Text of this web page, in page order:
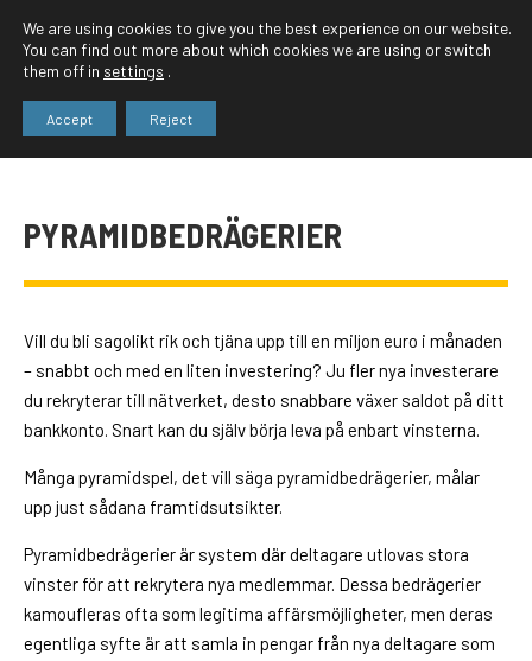
PYRAMIDBEDRÄGERIER
Vill du bli sagolikt rik och tjäna upp till en miljon euro i månaden
– snabbt och med en liten investering? Ju fler nya investerare
du rekryterar till nätverket, desto snabbare växer saldot på ditt
bankkonto. Snart kan du själv börja leva på enbart vinsterna.
Många pyramidspel, det vill säga pyramidbedrägerier, målar
upp just sådana framtidsutsikter.
Pyramidbedrägerier är system där deltagare utlovas stora
vinster för att rekrytera nya medlemmar. Dessa bedrägerier
kamoufleras ofta som legitima affärsmöjligheter, men deras
egentliga syfte är att samla in pengar från nya deltagare som
We are using cookies to give you the best experience on our website.
You can find out more about which cookies we are using or switch
them off in settings .
Accept Reject